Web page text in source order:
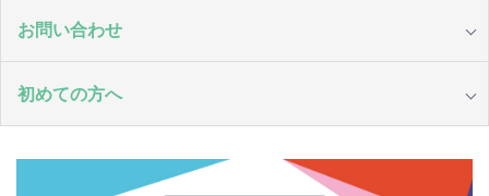
お問い合わせ
初めての方へ